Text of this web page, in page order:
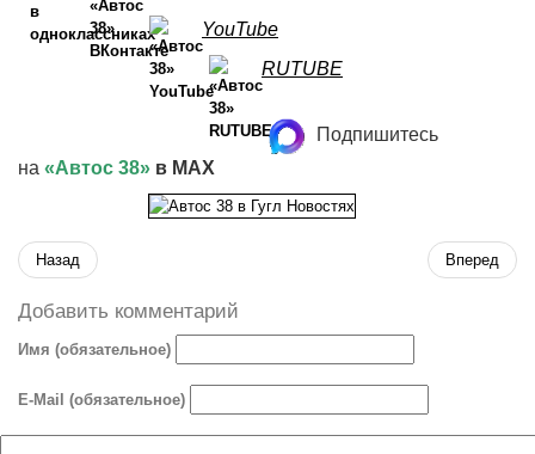
YouTube
RUTUBE
Подпишитесь
на «Автос 38» в MAX
Назад Вперед
Добавить комментарий
Имя (обязательное)
E-Mail (обязательное)